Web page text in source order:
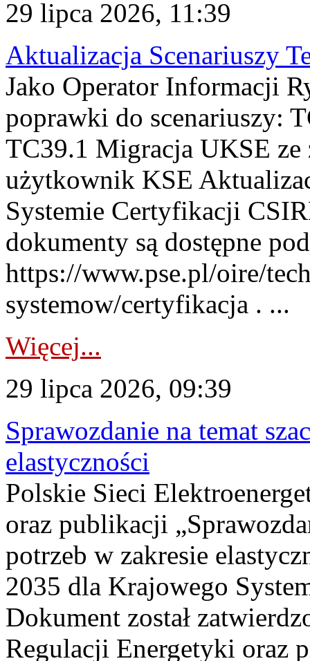
29 lipca 2026, 11:39
Aktualizacja Scenariuszy
Jako Operator Informacji
poprawki do scenariuszy:
TC39.1 Migracja UKSE
użytkownik KSE
Systemie Certyfikacji
dokumenty są dostępne
https://www.pse.pl/oire/
systemow/certyfikacja . ...
Więcej...
29 lipca 2026, 09:39
Sprawozdanie na temat
elastyczności
Polskie Sieci
oraz publikacji
potrzeb w zakresie
2035 dla Krajowego
Dokument został
Regulacji Energetyki oraz